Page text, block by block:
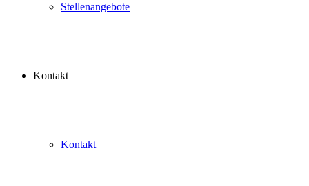
Stellenangebote
Kontakt
Kontakt